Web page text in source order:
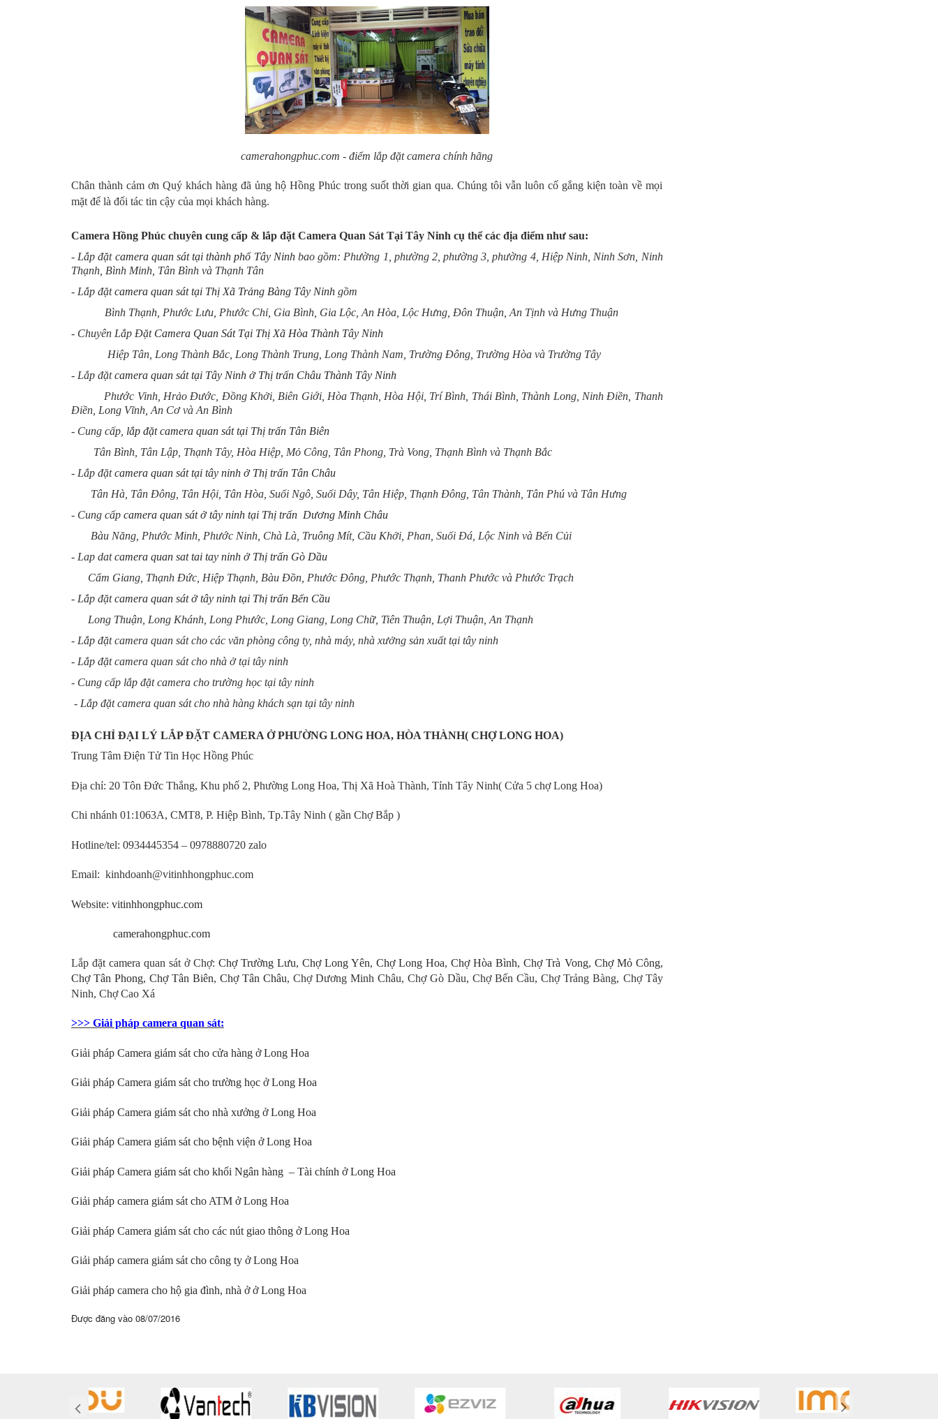
camerahongphuc.com - điểm lắp đặt camera chính hãng
Chân thành cảm ơn Quý khách hàng đã ủng hộ Hồng Phúc trong suốt thời gian qua. Chúng tôi vẫn luôn cố gắng kiện toàn về mọi
mặt để là đối tác tin cậy của mọi khách hàng.
Camera Hồng Phúc chuyên cung cấp & lắp đặt Camera Quan Sát Tại Tây Ninh cụ thể các địa điểm như sau:
- Lắp đặt camera quan sát tại thành phố Tây Ninhbao gồm: Phường 1, phường 2, phường 3, phường 4, Hiệp Ninh, Ninh Sơn, Ninh
Thạnh, Bình Minh, Tân Bình và Thạnh Tân
- Lắp đặtcamera quan sát tại Thị Xã Trảng Bàng Tây Ninh gồm
Bình Thạnh, Phước Lưu, Phước Chỉ, Gia Bình, Gia Lộc, An Hòa, Lộc Hưng, Đôn Thuận, An Tịnh và Hưng Thuận
- Chuyên Lắp Đặt Camera Quan Sát Tại Thị Xã Hòa Thành Tây Ninh
Hiệp Tân, Long Thành Bắc, Long Thành Trung, Long Thành Nam, Trường Đông, Trường Hòa và Trường Tây
- Lắp đặtcamera quan sát tại Tây Ninh ở Thị trấn Châu Thành Tây Ninh
Phước Vinh, Hrảo Đước, Đồng Khởi, Biên Giới, Hòa Thạnh, Hòa Hội, Trí Bình, Thái Bình, Thành Long, Ninh Điền, Thanh
Điền, Long Vĩnh, An Cơ và An Bình
- Cung cấp, lắp đặt camera quan sát tại Thị trấn Tân Biên
Tân Bình, Tân Lập, Thạnh Tây, Hòa Hiệp, Mỏ Công, Tân Phong, Trà Vong, Thạnh Bình và Thạnh Bắc
- Lắp đặtcamera quan sát tại tây ninh ở Thị trấn Tân Châu
Tân Hà, Tân Đông, Tân Hội, Tân Hòa, Suối Ngô, Suối Dây, Tân Hiệp, Thạnh Đông, Tân Thành, Tân Phú và Tân Hưng
- Cung cấp camera quan sát ở tây ninh tại Thị trấn Dương Minh Châu
Bàu Năng, Phước Minh, Phước Ninh, Chà Là, Truông Mít, Cầu Khởi, Phan, Suối Đá, Lộc Ninh và Bến Củi
- Lap datcamera quan sat tai tay ninh ở Thị trấn Gò Dầu
Cẩm Giang, Thạnh Đức, Hiệp Thạnh, Bàu Đồn, Phước Đông, Phước Thạnh, Thanh Phước và Phước Trạch
- Lắp đặtcamera quan sát ở tây ninh tại Thị trấn Bến Cầu
Long Thuận, Long Khánh, Long Phước, Long Giang, Long Chữ, Tiên Thuận, Lợi Thuận, An Thạnh
- Lắp đặt camera quan sát cho các văn phòng công ty, nhà máy, nhà xưởng sản xuất tại tây ninh
- Lắp đặt camera quan sát cho nhà ở tại tây ninh
- Cung cấp lắp đặt camera cho trường học tại tây ninh
- Lắp đặt camera quan sát cho nhà hàng khách sạn tại tây ninh
ĐỊA CHỈ ĐẠI LÝ LẮP ĐẶT CAMERA Ở PHƯỜNG LONG HOA, HÒA THÀNH( CHỢ LONG HOA)
Trung Tâm Điện Tử Tin Học Hồng Phúc
Địa chỉ: 20 Tôn Đức Thắng, Khu phố 2, Phường Long Hoa, Thị Xã Hoà Thành, Tỉnh Tây Ninh( Cửa 5 chợ Long Hoa)
Chi nhánh 01:1063A, CMT8, P. Hiệp Bình, Tp.Tây Ninh ( gần Chợ Bắp )
Hotline/tel: 0934445354 – 0978880720 zalo
Email: kinhdoanh@vitinhhongphuc.com
Website: vitinhhongphuc.com
camerahongphuc.com
Lắp đặt camera quan sát ở Chợ:Chợ Trường Lưu,Chợ Long Yên,Chợ Long Hoa,Chợ Hòa Bình,Chợ Trà Vong, Chợ Mỏ Công,
Chợ Tân Phong,Chợ Tân Biên,Chợ Tân Châu, Chợ Dương Minh Châu, Chợ Gò Dầu, Chợ Bến Cầu, Chợ Trảng Bàng, Chợ Tây
Ninh, Chợ Cao Xá
>>> Giải pháp camera quan sát:
Giải pháp Camera giám sát cho cửa hàng ở Long Hoa
Giải pháp Camera giám sát cho trường học ở Long Hoa
Giải pháp Camera giám sát cho nhà xưởng ở Long Hoa
Giải pháp Camera giám sát cho bệnh viện ở Long Hoa
Giải pháp Camera giám sát cho khối Ngân hàng – Tài chính ở Long Hoa
Giải pháp camera giám sát cho ATM ở Long Hoa
Giải pháp Camera giám sát cho các nút giao thông ở Long Hoa
Giải pháp camera giám sát cho công ty ở Long Hoa
Giải pháp camera cho hộ gia đình, nhà ở ở Long Hoa
Được đăng vào 08/07/2016